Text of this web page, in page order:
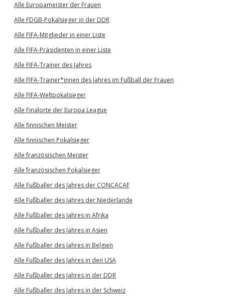
Alle Europameister der Frauen
Alle FDGB-Pokalsieger in der DDR
Alle FIFA-Mitglieder in einer Liste
Alle FIFA-Präsidenten in einer Liste
Alle FIFA-Trainer des Jahres
Alle FIFA-Trainer*innen des Jahres im Fußball der Frauen
Alle FIFA-Weltpokalsieger
Alle Finalorte der Europa League
Alle finnischen Meister
Alle finnischen Pokalsieger
Alle französischen Meister
Alle französischen Pokalsieger
Alle Fußballer des Jahres der CONCACAF
Alle Fußballer des Jahres der Niederlande
Alle Fußballer des Jahres in Afrika
Alle Fußballer des Jahres in Asien
Alle Fußballer des Jahres in Belgien
Alle Fußballer des Jahres in den USA
Alle Fußballer des Jahres in der DDR
Alle Fußballer des Jahres in der Schweiz